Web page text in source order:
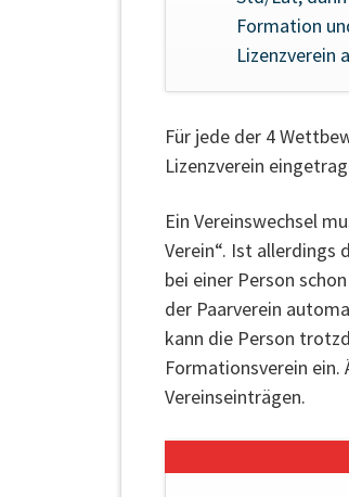
Formation
Lizenzverein
Für jede der 4
Lizenzverein
Ein Vereinswechsel
Verein“. Ist allerdings
bei einer Person
der Paarverein
kann die Person
Formationsverein ein.
Vereinseinträgen.